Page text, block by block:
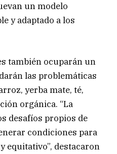
un modelo
y adaptado a los
también ocuparán un
las problemáticas
yerba mate, té,
orgánica. “La
desafíos propios de
condiciones para
equitativo”, destacaron